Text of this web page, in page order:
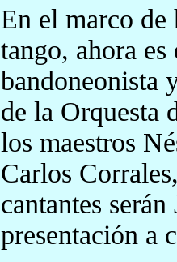
En el marco de
tango, ahora
bandoneonista
de la Orquesta
los maestros
Carlos
cantantes
presentación a